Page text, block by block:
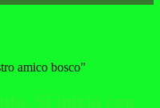
amico bosco"
Si inizia con